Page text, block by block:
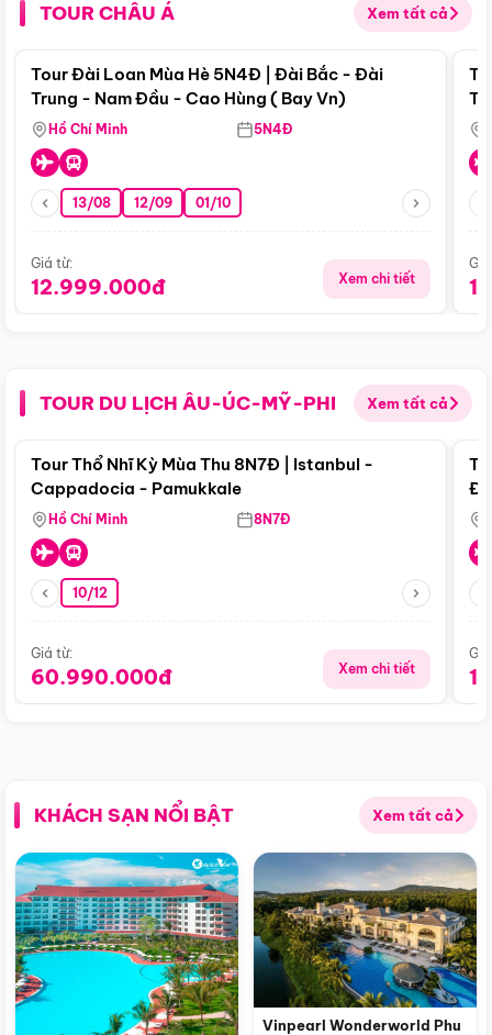
TOUR CHÂU Á Xem tất cả
Điểm nổi bật
Tour Đài Loan Mùa Hè 5N4Đ | Đài Bắc - Đài
Trung - Nam Đầu - Cao Hùng ( Bay Vn)
Hồ Chí Minh 5N4Đ
13/08 12/09 01/10
Giá từ:
12.999.000đ Xem chi tiết
TOUR DU LỊCH ÂU-ÚC-MỸ-PHI Xem tất cả
Điểm nổi bật
Tour Thổ Nhĩ Kỳ Mùa Thu 8N7Đ | Istanbul -
Cappadocia - Pamukkale
Hồ Chí Minh 8N7Đ
10/12
Giá từ:
60.990.000đ Xem chi tiết
KHÁCH SẠN NỔI BẬT Xem tất cả
Vinpearl Wonderworld Phu